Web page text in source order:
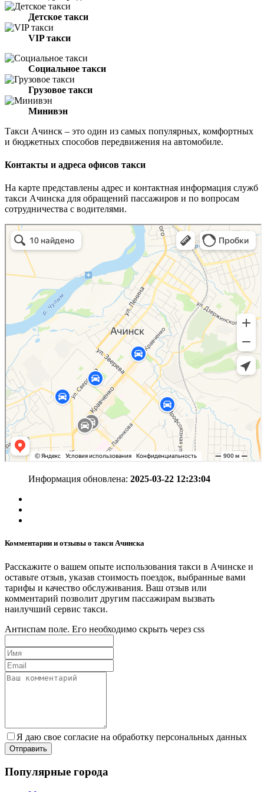
Детское такси
VIP такси
Социальное такси
Грузовое такси
Минивэн
Такси Ачинск – это один из самых популярных, комфортных
и бюджетных способов передвижения на автомобиле.
Контакты и адреса офисов такси
На карте представлены адрес и контактная информация служб
такси Ачинска для обращений пассажиров и по вопросам
сотрудничества с водителями.
Информация обновлена: 2025-03-22 12:23:04
Комментарии и отзывы о такси Ачинска
Расскажите о вашем опыте использования такси в Ачинске и
оставьте отзыв, указав стоимость поездок, выбранные вами
тарифы и качество обслуживания. Ваш отзыв или
комментарий позволит другим пассажирам вызвать
наилучший сервис такси.
Антиспам поле. Его необходимо скрыть через css
Я даю свое согласие на обработку персональных данных
Популярные города